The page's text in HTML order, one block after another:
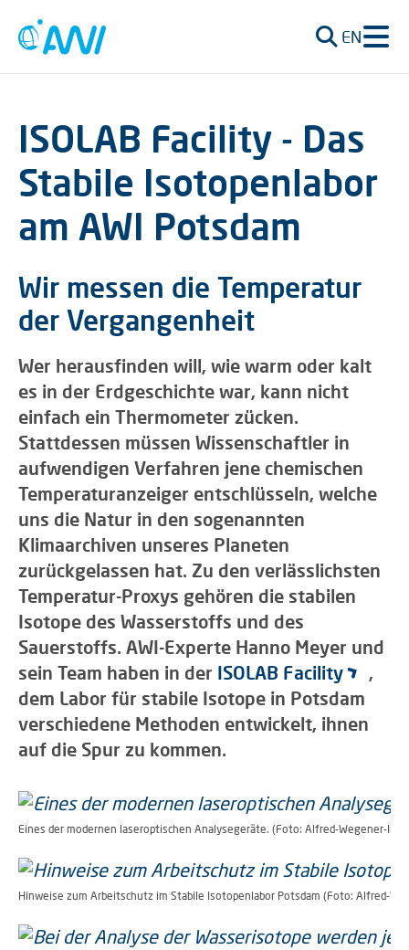
EN
ISOLAB Facility - Das
Stabile Isotopenlabor
am AWI Potsdam
Wir messen die Temperatur
der Vergangenheit
Wer herausfinden will, wie warm oder kalt
es in der Erdgeschichte war, kann nicht
einfach ein Thermometer zücken.
Stattdessen müssen Wissenschaftler in
aufwendigen Verfahren jene chemischen
Temperaturanzeiger entschlüsseln, welche
uns die Natur in den sogenannten
Klimaarchiven unseres Planeten
zurückgelassen hat. Zu den verlässlichsten
Temperatur-Proxys gehören die stabilen
Isotope des Wasserstoffs und des
Sauerstoffs. AWI-Experte Hanno Meyer und
sein Team haben in der ISOLAB Facility
,
dem Labor für stabile Isotope in Potsdam
verschiedene Methoden entwickelt, ihnen
auf die Spur zu kommen.
Eines der modernen laseroptischen Analysegeräte. (Foto: Alfred-Wegener-
Hinweise zum Arbeitschutz im Stabile Isotopenlabor Potsdam (Foto: Alfred-